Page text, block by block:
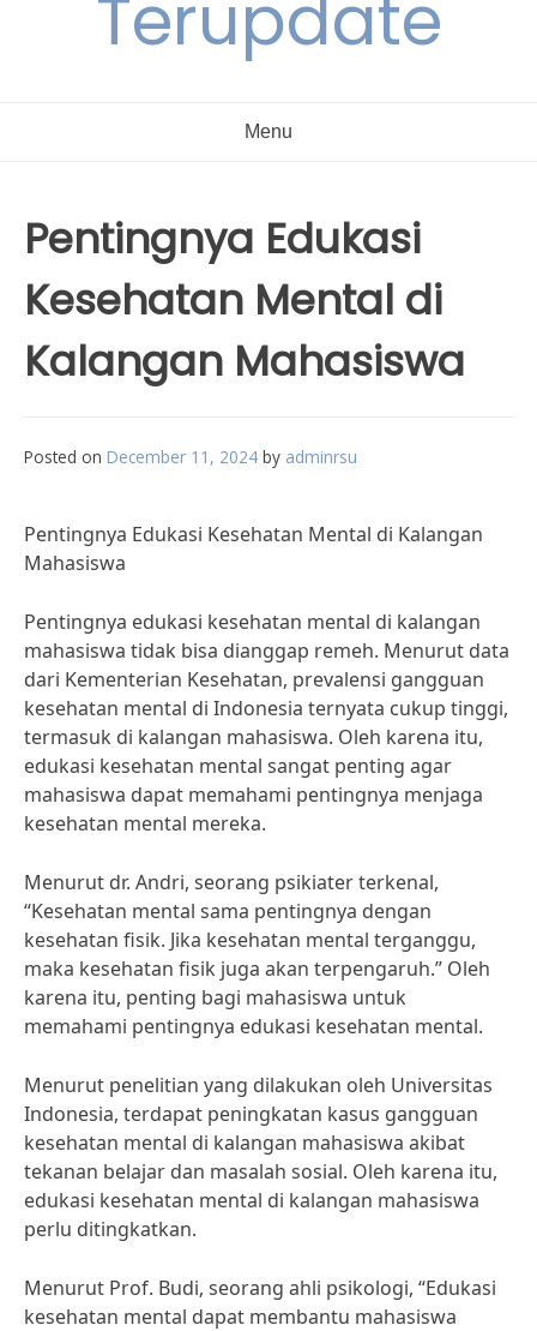
Terupdate
Menu
Pentingnya Edukasi
Kesehatan Mental di
Kalangan Mahasiswa
Posted on December 11, 2024 by adminrsu
Pentingnya Edukasi Kesehatan Mental di Kalangan
Mahasiswa
Pentingnya edukasi kesehatan mental di kalangan
mahasiswa tidak bisa dianggap remeh. Menurut data
dari Kementerian Kesehatan, prevalensi gangguan
kesehatan mental di Indonesia ternyata cukup tinggi,
termasuk di kalangan mahasiswa. Oleh karena itu,
edukasi kesehatan mental sangat penting agar
mahasiswa dapat memahami pentingnya menjaga
kesehatan mental mereka.
Menurut dr. Andri, seorang psikiater terkenal,
“Kesehatan mental sama pentingnya dengan
kesehatan fisik. Jika kesehatan mental terganggu,
maka kesehatan fisik juga akan terpengaruh.” Oleh
karena itu, penting bagi mahasiswa untuk
memahami pentingnya edukasi kesehatan mental.
Menurut penelitian yang dilakukan oleh Universitas
Indonesia, terdapat peningkatan kasus gangguan
kesehatan mental di kalangan mahasiswa akibat
tekanan belajar dan masalah sosial. Oleh karena itu,
edukasi kesehatan mental di kalangan mahasiswa
perlu ditingkatkan.
Menurut Prof. Budi, seorang ahli psikologi, “Edukasi
kesehatan mental dapat membantu mahasiswa